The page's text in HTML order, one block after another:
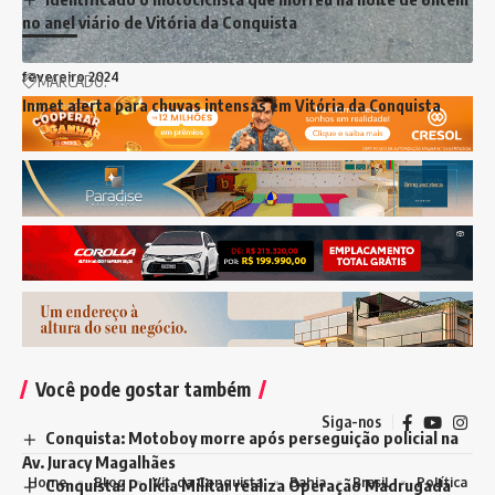
Você pode gostar também
Conquista: Motoboy morre após perseguição policial na
Av. Juracy Magalhães
Conquista: Polícia Militar realiza Operação Madrugada
no anel viário de Vitória da Conquista
MARCADO:
Inmet alerta para chuvas intensas em Vitória da Conquista
abril 2024
março 2024
fevereiro 2024
maio 2023
março 2023
fevereiro 2023
dezembro 2022
novembro 2022
outubro 2022
Siga-nos
Home Blog Vit. da Conquista Bahia Brasil Política